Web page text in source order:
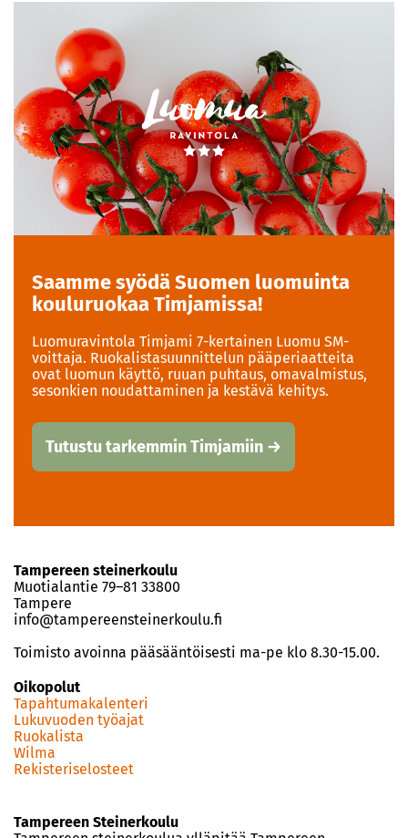
Saamme syödä Suomen luomuinta
kouluruokaa Timjamissa!
Luomuravintola Timjami 7-kertainen Luomu SM-
voittaja. Ruokalistasuunnittelun pääperiaatteita
ovat luomun käyttö, ruuan puhtaus, omavalmistus,
sesonkien noudattaminen ja kestävä kehitys.
Tutustu tarkemmin Timjamiin →
Tampereen steinerkoulu
Muotialantie 79–81 33800
Tampere
info@tampereensteinerkoulu.fi
Toimisto avoinna pääsääntöisesti ma-pe klo 8.30-15.00.
Oikopolut
Tapahtumakalenteri
Lukuvuoden työajat
Ruokalista
Wilma
Rekisteriselosteet
Tampereen Steinerkoulu